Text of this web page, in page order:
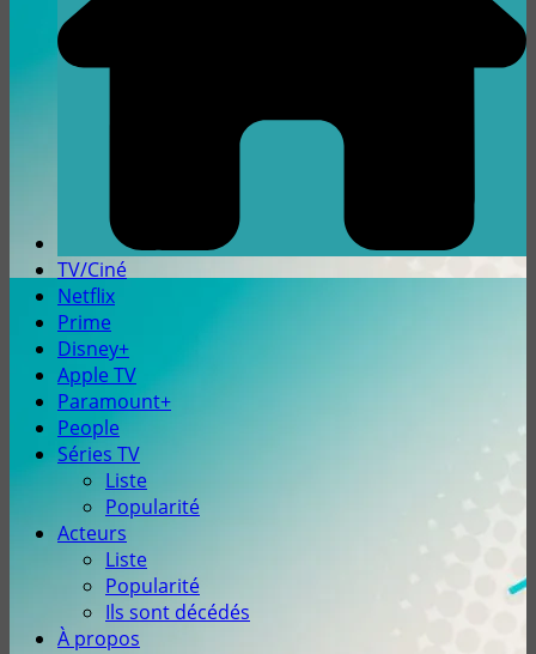
TV/Ciné
Netflix
Prime
Disney+
Apple TV
Paramount+
People
Séries TV
Liste
Popularité
Acteurs
Liste
Popularité
Ils sont décédés
À propos